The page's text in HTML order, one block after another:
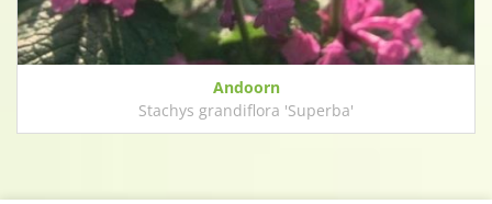
Andoorn
Stachys grandiflora 'Superba'